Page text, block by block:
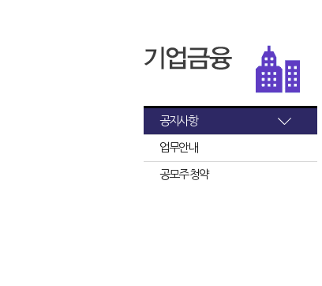
공지사항
업무안내
공모주 청약